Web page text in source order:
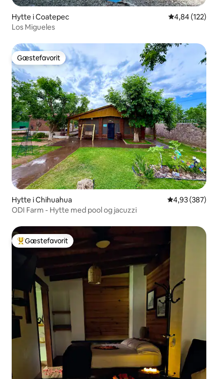
Hytte i Coatepec 4,84 ud af 5 i
4,84 (122)
Los Migueles
Gæstefavorit
Gæstefavorit
Hytte i Chihuahua 4,93 ud af 5 i
4,93 (387)
ODI Farm - Hytte med pool og jacuzzi
Bedste gæstefavorit
Gæstefavorit